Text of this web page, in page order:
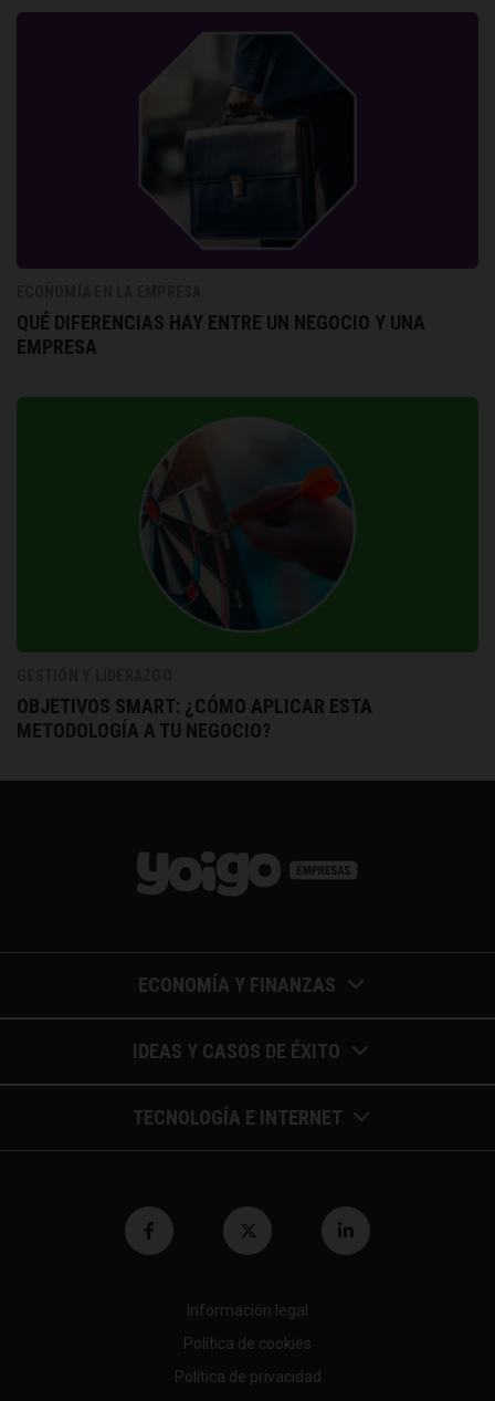
QUÉ DIFERENCIAS HAY ENTRE UN NEGOCIO Y UNA
EMPRESA
OBJETIVOS SMART: ¿CÓMO APLICAR ESTA
METODOLOGÍA A TU NEGOCIO?
ECONOMÍA Y FINANZAS
Barómetros de sueldos
Economía colaborativa
Economía para Pymes
Fiscalidad y hacienda
IDEAS Y CASOS DE ÉXITO
Calendario de eventos
Casos de éxito
Entrevistas / autores
Gestión y liderazgo
Psicología y coaching
TECNOLOGÍA E INTERNET
Blockchain y similares
Información legal
Política de cookies
Política de privacidad